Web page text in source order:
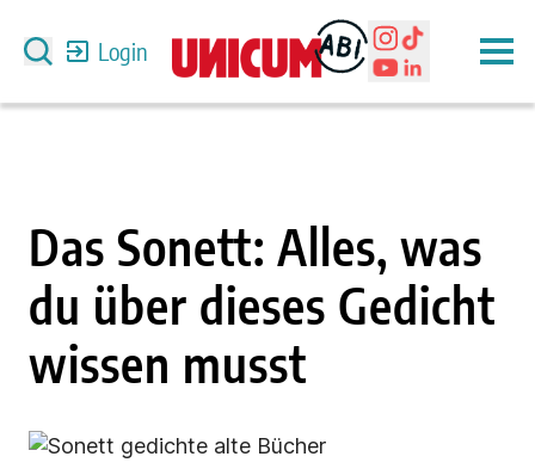
Login
Das Sonett: Alles, was
du über dieses Gedicht
wissen musst